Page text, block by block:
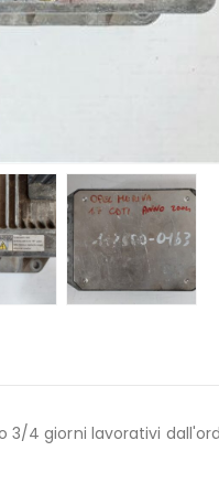
3/4 giorni lavorativi